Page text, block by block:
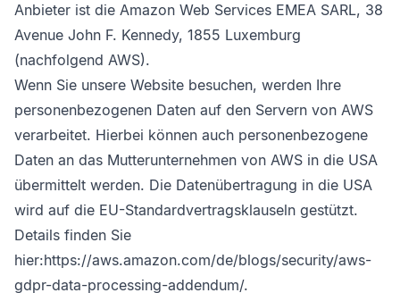
Anbieter ist die Amazon Web Services EMEA SARL, 38
Avenue John F. Kennedy, 1855 Luxemburg
(nachfolgend AWS).
Wenn Sie unsere Website besuchen, werden Ihre
personenbezogenen Daten auf den Servern von AWS
verarbeitet. Hierbei können auch personenbezogene
Daten an das Mutterunternehmen von AWS in die USA
übermittelt werden. Die Datenübertragung in die USA
wird auf die EU-Standardvertragsklauseln gestützt.
Details finden Sie
hier:https://aws.amazon.com/de/blogs/security/aws-
gdpr-data-processing-addendum/.